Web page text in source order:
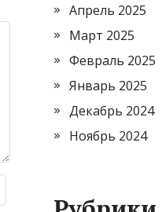
Апрель 2025
Март 2025
Февраль 2025
Январь 2025
Декабрь 2024
Ноябрь 2024